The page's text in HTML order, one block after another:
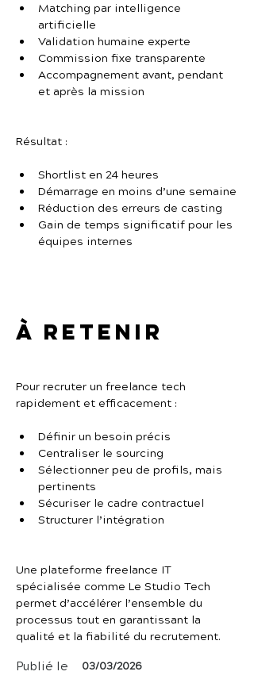
Matching par intelligence
artificielle
Validation humaine experte
Commission fixe transparente
Accompagnement avant, pendant
et après la mission
Résultat :
Shortlist en 24 heures
Démarrage en moins d’une semaine
Réduction des erreurs de casting
Gain de temps significatif pour les
équipes internes
À retenir
Pour recruter un freelance tech
rapidement et efficacement :
Définir un besoin précis
Centraliser le sourcing
Sélectionner peu de profils, mais
pertinents
Sécuriser le cadre contractuel
Structurer l’intégration
Une plateforme freelance IT
spécialisée comme Le Studio Tech
permet d’accélérer l’ensemble du
processus tout en garantissant la
qualité et la fiabilité du recrutement.
Publié le 03/03/2026